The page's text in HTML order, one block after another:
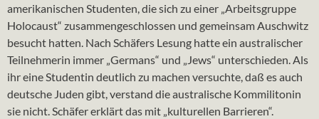
amerikanischen Studenten, die sich zu einer „Arbeitsgruppe
Holocaust“ zusammengeschlossen und gemeinsam Auschwitz
besucht hatten. Nach Schäfers Lesung hatte ein australischer
Teilnehmerin immer „Germans“ und „Jews“ unterschieden. Als
ihr eine Studentin deutlich zu machen versuchte, daß es auch
deutsche Juden gibt, verstand die australische Kommilitonin
sie nicht. Schäfer erklärt das mit „kulturellen Barrieren“.